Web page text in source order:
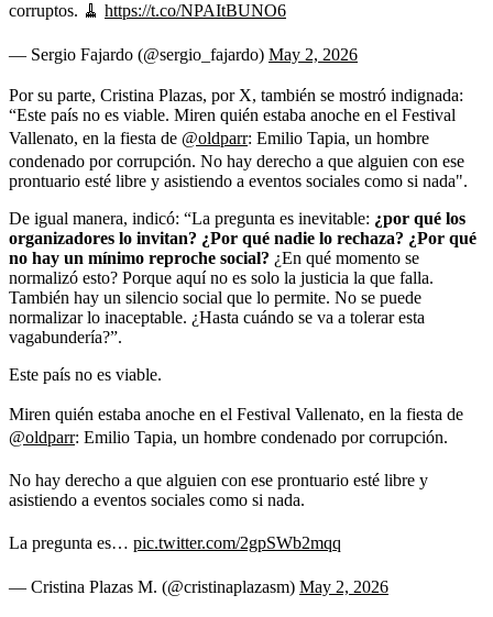
corruptos. 🧹 https://t.co/NPAItBUNO6
— Sergio Fajardo (@sergio_fajardo) May 2, 2026
Por su parte, Cristina Plazas, por X, también se mostró indignada:
“Este país no es viable. Miren quién estaba anoche en el Festival
Vallenato, en la fiesta de @oldparr: Emilio Tapia, un hombre
condenado por corrupción. No hay derecho a que alguien con ese
prontuario esté libre y asistiendo a eventos sociales como si nada".
De igual manera, indicó: “La pregunta es inevitable: ¿por qué los
organizadores lo invitan? ¿Por qué nadie lo rechaza? ¿Por qué
no hay un mínimo reproche social? ¿En qué momento se
normalizó esto? Porque aquí no es solo la justicia la que falla.
También hay un silencio social que lo permite. No se puede
normalizar lo inaceptable. ¿Hasta cuándo se va a tolerar esta
vagabundería?”.
Este país no es viable.
Miren quién estaba anoche en el Festival Vallenato, en la fiesta de
@oldparr: Emilio Tapia, un hombre condenado por corrupción.
No hay derecho a que alguien con ese prontuario esté libre y
asistiendo a eventos sociales como si nada.
La pregunta es… pic.twitter.com/2gpSWb2mqq
— Cristina Plazas M. (@cristinaplazasm) May 2, 2026